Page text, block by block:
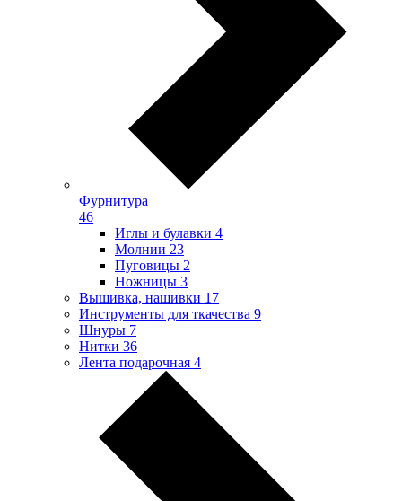
Фурнитура
46
Иглы и булавки 4
Молнии 23
Пуговицы 2
Ножницы 3
Вышивка, нашивки 17
Инструменты для ткачества 9
Шнуры 7
Нитки 36
Лента подарочная 4